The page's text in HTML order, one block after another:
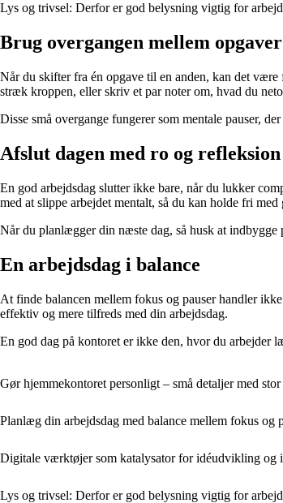
Lys og trivsel: Derfor er god belysning vigtig for
Brug overgangen mellem
Når du skifter fra én opgave til en anden, kan det
stræk kroppen, eller skriv et par noter om, hvad du
Disse små overgange fungerer som mentale pauser,
Afslut dagen med ro og refleksion
En god arbejdsdag slutter ikke bare, når du lukker
med at slippe arbejdet mentalt, så du kan holde fri med
Når du planlægger din næste dag, så husk at
En arbejdsdag i balance
At finde balancen mellem fokus og pauser handler
effektiv og mere tilfreds med din arbejdsdag.
En god dag på kontoret er ikke den, hvor du arbejder
Gør hjemmekontoret personligt – små detaljer med
Planlæg din arbejdsdag med balance mellem fokus og
Digitale værktøjer som katalysator for idéudvikling og
Lys og trivsel: Derfor er god belysning vigtig for